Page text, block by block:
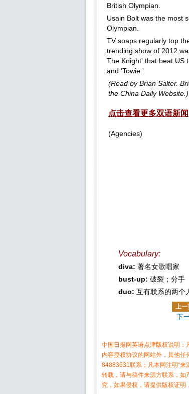
British Olympian.
Usain Bolt was the most
Olympian.
TV soaps regularly top
trending show of 2012
The Knight' that beat US
and 'Towie.'
(Read by Brian Salter.
the China Daily Website.)
点击查看更多双语新闻
(Agencies)
Vocabulary:
diva: 著名女歌唱家
bust-up: 破裂；分手
duo: 互有联系的两个
上一
下
中国日报网英语点津版权说明：
内容授权协议的网站外，其他
84883631联系；凡本网注明“来
转载，请与稿件来源方联系，如
究，如果侵权，请提供版权证明